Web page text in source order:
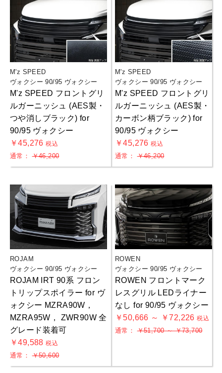
M'z SPEED
ヴォクシー 90/95 ヴォクシー
M'z SPEED フロントグリ
ルガーニッシュ (AES製・
つや消しブラック) for
90/95 ヴォクシー
￥45,276税込
通常：￥46,200
M'z SPEED
ヴォクシー 90/95 ヴォクシー
M'z SPEED フロントグリ
ルガーニッシュ (AES製・
カーボン柄ブラック) for
90/95 ヴォクシー
￥45,276税込
通常：￥46,200
ROJAM
ヴォクシー 90/95 ヴォクシー
ROJAM IRT 90系 フロン
トリップスポイラー for ヴ
ォクシー MZRA90W，
MZRA95W， ZWR90W 全
グレード装着可
￥49,588税込
通常：￥50,600
ROWEN
ヴォクシー 90/95 ヴォクシー
ROWEN フロントマーク
レスグリル LEDライナー
なし for 90/95 ヴォクシー
￥50,666 ～ ￥72,226税込
通常：￥51,700 ～ ￥73,700
お買物を続ける カートへ進む